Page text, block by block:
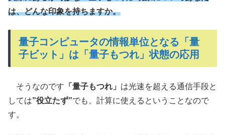
は、どんな印象を持ちますか。
量子コンピュータの情報単位となる「量
子ビット」は「量子もつれ」状態の応用
そうなのです 「量子もつれ」 は光速を超える通信手段と
しては”役立たず”でも、計算に使えるということなので
す。